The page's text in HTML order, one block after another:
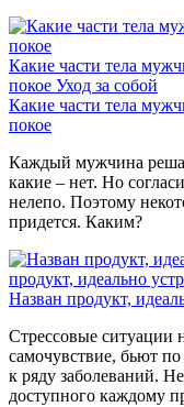
Какие части тела
покое Уход за собой
Какие части тела
покое
Каждый мужчина
какие – нет. Но
нелепо. Поэтому
придется. Каким?
продукт, идеально
Назван продукт,
Стрессовые ситуации
самочувствие, бьют
к ряду заболеваний.
доступного каждому